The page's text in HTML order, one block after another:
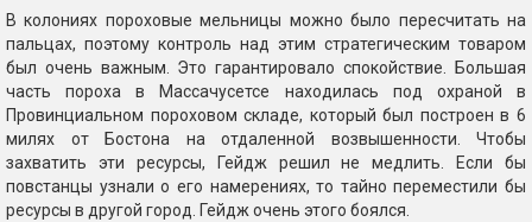
В колониях пороховые мельницы можно было пересчитать на
пальцах, поэтому контроль над этим стратегическим товаром
был очень важным. Это гарантировало спокойствие. Большая
часть пороха в Массачусетсе находилась под охраной в
Провинциальном пороховом складе, который был построен в 6
милях от Бостона на отдаленной возвышенности. Чтобы
захватить эти ресурсы, Гейдж решил не медлить. Если бы
повстанцы узнали о его намерениях, то тайно переместили бы
ресурсы в другой город. Гейдж очень этого боялся.